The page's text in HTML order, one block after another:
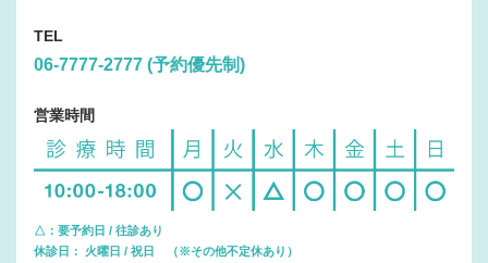
TEL
06-7777-2777 (予約優先制)
営業時間
△：要予約日 / 往診あり
休診日： 火曜日 / 祝日 （※その他不定休あり）